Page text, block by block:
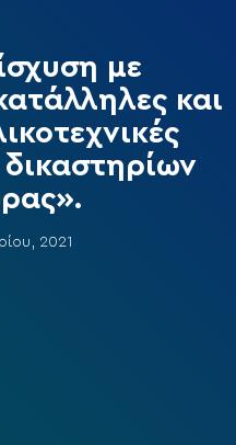
με
και
2021